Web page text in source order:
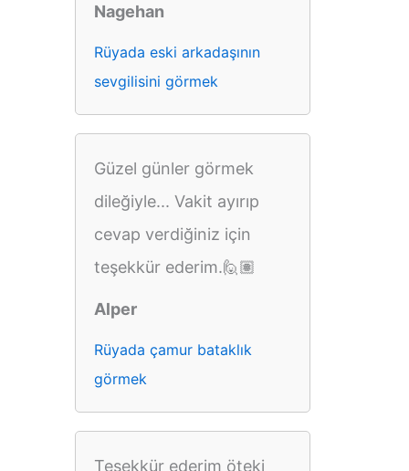
Nagehan
Rüyada eski arkadaşının
sevgilisini görmek
Güzel günler görmek
dileğiyle... Vakit ayırıp
cevap verdiğiniz için
teşekkür ederim.🙋🏽
Alper
Rüyada çamur bataklık
görmek
Teşekkür ederim öteki